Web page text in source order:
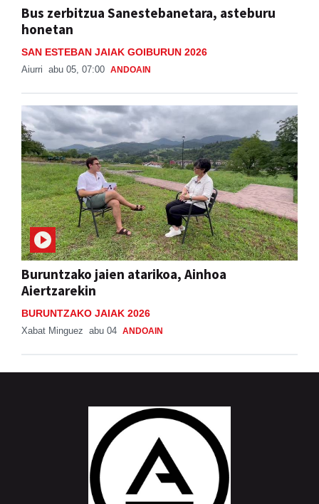
Bus zerbitzua Sanestebanetara, asteburu
honetan
SAN ESTEBAN JAIAK GOIBURUN 2026
Aiurri abu 05, 07:00 ANDOAIN
Buruntzako jaien atarikoa, Ainhoa
Aiertzarekin
BURUNTZAKO JAIAK 2026
Xabat Minguez abu 04 ANDOAIN